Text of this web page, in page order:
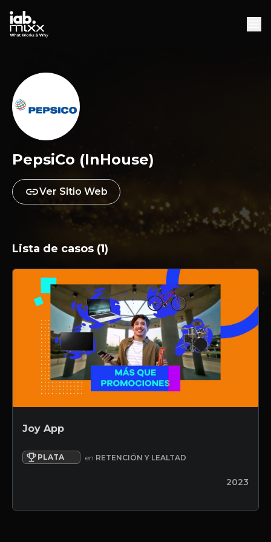
INICIO
AGENCIAS
DESCARGAS
DESCARGAR WHITEPAPER
PepsiCo (InHouse)
Ver Sitio Web
Lista de casos (1)
Joy App
PLATA en RETENCIÓN Y LEALTAD
2023